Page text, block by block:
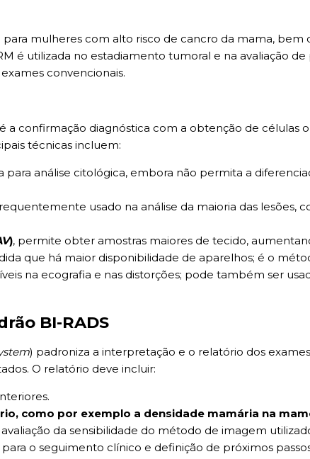
mulheres com alto risco de cancro da mama, bem
é utilizada no estadiamento tumoral e na avaliação
convencionais.
a confirmação diagnóstica com a obtenção de células
técnicas incluem:
para análise citológica, embora não permita a
usado na análise da maioria das lesões,
), permite obter amostras maiores de tecido,
que há maior disponibilidade de aparelhos; é o
na ecografia e nas distorções; pode também ser
BI-RADS
) padroniza a interpretação e o relatório dos
O relatório deve incluir:
como por exemplo a densidade mamária na
da sensibilidade do método de imagem
o seguimento clínico e definição de próximos